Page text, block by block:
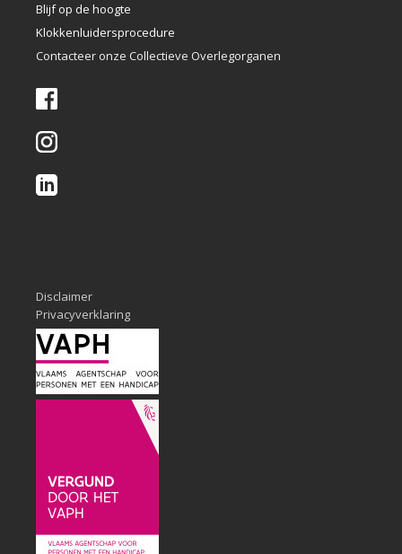
Blijf op de hoogte
Klokkenluidersprocedure
Contacteer onze Collectieve Overlegorganen
Disclaimer
Privacyverklaring